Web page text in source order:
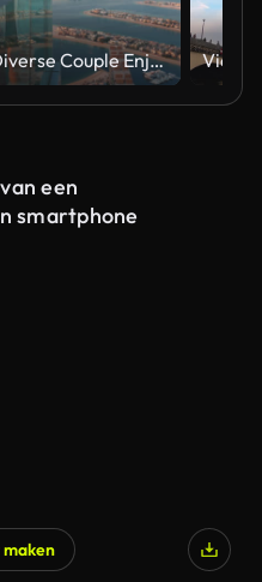
Diverse Couple Enjoying Sunset Views from High Rise Sky Deck Overlooking Palm Jumeirah
een
smartphone